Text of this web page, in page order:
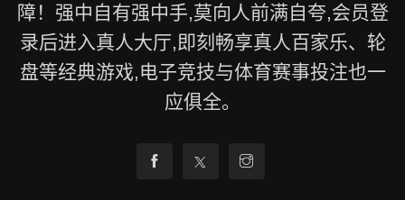
障！强中自有强中手,莫向人前满自夸,会员登
录后进入真人大厅,即刻畅享真人百家乐、轮
盘等经典游戏,电子竞技与体育赛事投注也一
应俱全。